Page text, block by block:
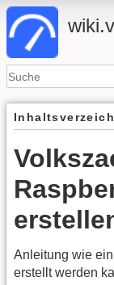
Anleitung wie
erstellt werden